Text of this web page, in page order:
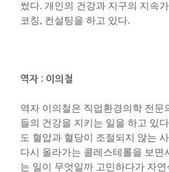
썼다. 개인의 건강과 지구의 지속
코칭, 컨설팅을 하고 있다.
역자 : 이의철
역자 이의철은 직업환경의학 전문
들의 건강을 지키는 일을 하고 있
도 혈압과 혈당이 조절되지 않는
다시 올라가는 콜레스테롤을 보면
는 일이 무엇일까 고민하다가 자연